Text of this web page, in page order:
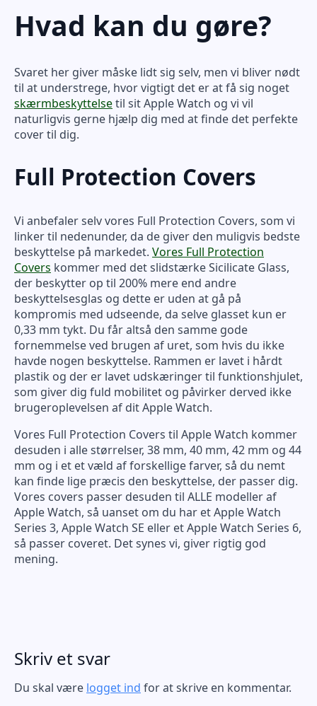
Hvad kan du gøre?
Svaret her giver måske lidt sig selv, men vi bliver nødt
til at understrege, hvor vigtigt det er at få sig noget
skærmbeskyttelsetil sit Apple Watch og vi vil
naturligvis gerne hjælp dig med at finde det perfekte
cover til dig.
Full Protection Covers
Vi anbefaler selv vores Full Protection Covers, som vi
linker til nedenunder, da de giver den muligvis bedste
beskyttelse på markedet. Vores Full Protection
Covers kommer med det slidstærke Sicilicate Glass,
der beskytter op til 200% mere end andre
beskyttelsesglas og dette er uden at gå på
kompromis med udseende, da selve glasset kun er
0,33 mm tykt. Du får altså den samme gode
fornemmelse ved brugen af uret, som hvis du ikke
havde nogen beskyttelse. Rammen er lavet i hårdt
plastik og der er lavet udskæringer til funktionshjulet,
som giver dig fuld mobilitet og påvirker derved ikke
brugeroplevelsen af dit Apple Watch.
Vores Full Protection Covers til Apple Watch kommer
desuden i alle størrelser, 38 mm, 40 mm, 42 mm og 44
mm og i et et væld af forskellige farver, så du nemt
kan finde lige præcis den beskyttelse, der passer dig.
Vores covers passer desuden til ALLE modeller af
Apple Watch, så uanset om du har et Apple Watch
Series 3, Apple Watch SE eller et Apple Watch Series 6,
så passer coveret. Det synes vi, giver rigtig god
mening.
Skriv et svar
Du skal være logget ind for at skrive en kommentar.